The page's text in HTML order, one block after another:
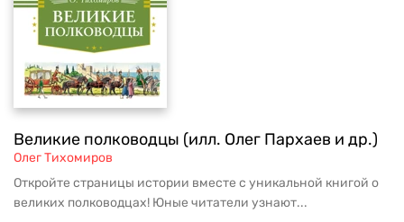
Великие полководцы (илл. Олег Пархаев и др.)
Олег Тихомиров
Откройте страницы истории вместе с уникальной книгой о
великих полководцах! Юные читатели узнают...